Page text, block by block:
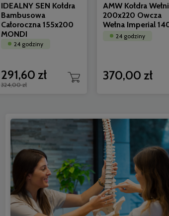
IDEALNY SEN Kołdra
Bambusowa
Całoroczna 155x200
MONDI
24 godziny
291,60 zł
324,00 zł
AMW Kołdra
200x220 Owcza
Wełna Imperial
24 godziny
370,00 zł